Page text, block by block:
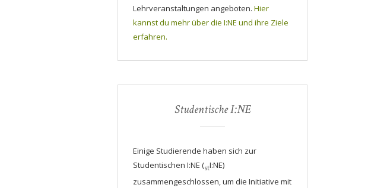
Lehrveranstaltungen angeboten. Hier
kannst du mehr über die I:NE und ihre Ziele
erfahren.
Studentische I:NE
Einige Studierende haben sich zur
Studentischen I:NE (stI:NE)
zusammengeschlossen, um die Initiative mit